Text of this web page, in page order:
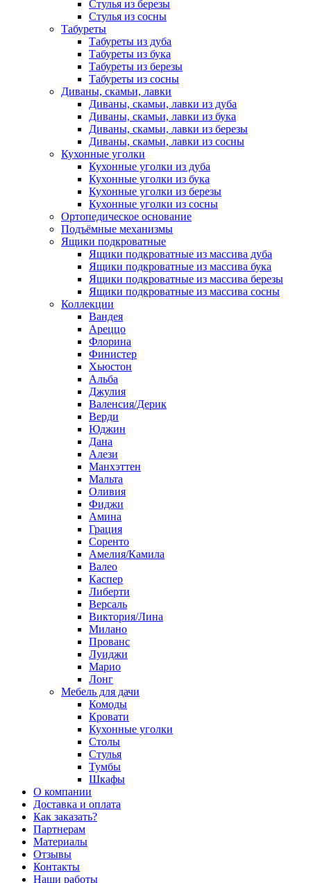
Стулья из березы
Стулья из сосны
Табуреты
Табуреты из дуба
Табуреты из бука
Табуреты из березы
Табуреты из сосны
Диваны, скамьи, лавки
Диваны, скамьи, лавки из дуба
Диваны, скамьи, лавки из бука
Диваны, скамьи, лавки из березы
Диваны, скамьи, лавки из сосны
Кухонные уголки
Кухонные уголки из дуба
Кухонные уголки из бука
Кухонные уголки из березы
Кухонные уголки из сосны
Ортопедическое основание
Подъёмные механизмы
Ящики подкроватные
Ящики подкроватные из массива дуба
Ящики подкроватные из массива бука
Ящики подкроватные из массива березы
Ящики подкроватные из массива сосны
Коллекции
Вандея
Ареццо
Флорина
Финистер
Хьюстон
Альба
Джулия
Валенсия/Дерик
Верди
Юджин
Дана
Алези
Манхэттен
Мальта
Оливия
Фиджи
Амина
Грация
Соренто
Амелия/Камила
Валео
Каспер
Либерти
Версаль
Виктория/Лина
Милано
Прованс
Луиджи
Марио
Лонг
Мебель для дачи
Комоды
Кровати
Кухонные уголки
Столы
Стулья
Тумбы
Шкафы
О компании
Доставка и оплата
Как заказать?
Партнерам
Материалы
Отзывы
Контакты
Наши работы